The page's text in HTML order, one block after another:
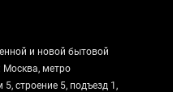
и новой бытовой
Москва, метро
строение 5, подъезд 1,